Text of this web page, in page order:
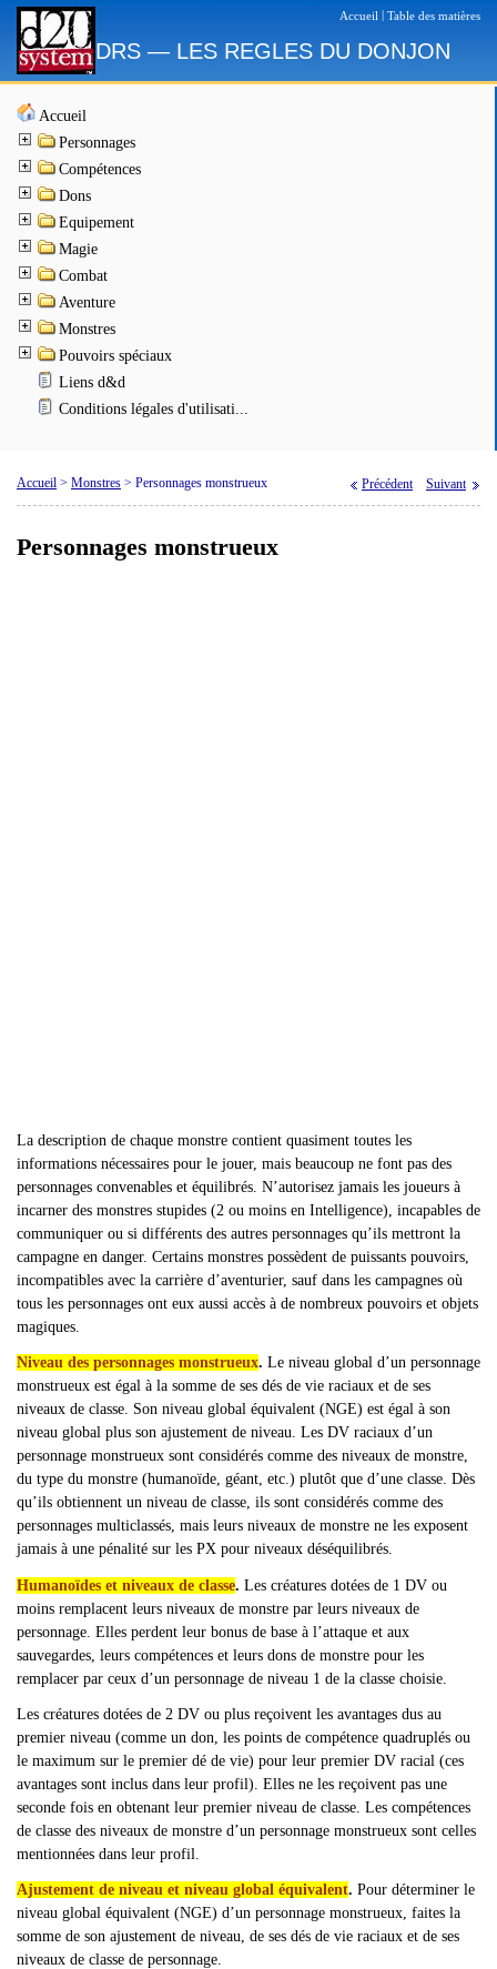
Accueil Table des matières
DRS — LES REGLES DU DONJON
Accueil
Personnages
Compétences
Dons
Equipement
Magie
Combat
Aventure
Monstres
Pouvoirs spéciaux
Liens d&d
Conditions légales d'utilisati...
Accueil > Monstres > Personnages monstrueux Précédent Suivant
Personnages monstrueux
La description de chaque monstre contient quasiment toutes les
informations nécessaires pour le jouer, mais beaucoup ne font pas des
personnages convenables et équilibrés. N’autorisez jamais les joueurs à
incarner des monstres stupides (2 ou moins en Intelligence), incapables de
communiquer ou si différents des autres personnages qu’ils mettront la
campagne en danger. Certains monstres possèdent de puissants pouvoirs,
incompatibles avec la carrière d’aventurier, sauf dans les campagnes où
tous les personnages ont eux aussi accès à de nombreux pouvoirs et objets
magiques.
Niveau des personnages monstrueux. Le niveau global d’un personnage
monstrueux est égal à la somme de ses dés de vie raciaux et de ses
niveaux de classe. Son niveau global équivalent (NGE) est égal à son
niveau global plus son ajustement de niveau. Les DV raciaux d’un
personnage monstrueux sont considérés comme des niveaux de monstre,
du type du monstre (humanoïde, géant, etc.) plutôt que d’une classe. Dès
qu’ils obtiennent un niveau de classe, ils sont considérés comme des
personnages multiclassés, mais leurs niveaux de monstre ne les exposent
jamais à une pénalité sur les PX pour niveaux déséquilibrés.
Humanoïdes et niveaux de classe. Les créatures dotées de 1 DV ou
moins remplacent leurs niveaux de monstre par leurs niveaux de
personnage. Elles perdent leur bonus de base à l’attaque et aux
sauvegardes, leurs compétences et leurs dons de monstre pour les
remplacer par ceux d’un personnage de niveau 1 de la classe choisie.
Les créatures dotées de 2 DV ou plus reçoivent les avantages dus au
premier niveau (comme un don, les points de compétence quadruplés ou
le maximum sur le premier dé de vie) pour leur premier DV racial (ces
avantages sont inclus dans leur profil). Elles ne les reçoivent pas une
seconde fois en obtenant leur premier niveau de classe. Les compétences
de classe des niveaux de monstre d ’un personnage monstrueux sont celles
mentionnées dans leur profil.
Ajustement de niveau et niveau global équivalent. Pour déterminer le
niveau global équivalent (NGE) d’un personnage monstrueux, faites la
somme de son ajustement de niveau, de ses dés de vie raciaux et de ses
niveaux de classe de personnage.